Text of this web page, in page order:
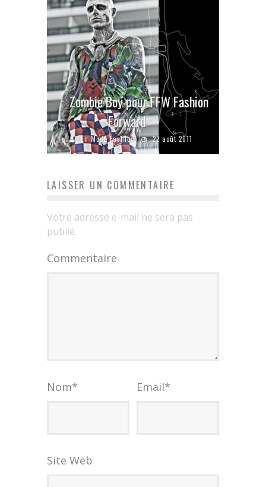
Zombie Boy pour FFW Fashion
Forward
En Mode Fashion 22 août 2011
LAISSER UN COMMENTAIRE
Votre adresse e-mail ne sera pas
publié.
Commentaire
Nom* Email*
Site Web